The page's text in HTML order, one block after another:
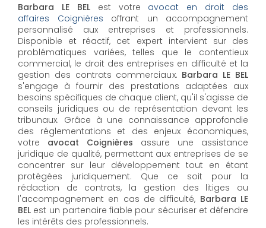
Barbara LE BELest votre avocat en droit des
affaires Coignières offrant un accompagnement
personnalisé aux entreprises et professionnels.
Disponible et réactif, cet expert intervient sur des
problématiques variées, telles que le contentieux
commercial, le droit des entreprises en difficulté et la
gestion des contrats commerciaux. Barbara LE BEL
s'engage à fournir des prestations adaptées aux
besoins spécifiques de chaque client, qu'il s'agisse de
conseils juridiques ou de représentation devant les
tribunaux. Grâce à une connaissance approfondie
des réglementations et des enjeux économiques,
votre avocat Coignières assure une assistance
juridique de qualité, permettant aux entreprises de se
concentrer sur leur développement tout en étant
protégées juridiquement. Que ce soit pour la
rédaction de contrats, la gestion des litiges ou
l'accompagnement en cas de difficulté, Barbara LE
BEL​​​​​​​ est un partenaire fiable pour sécuriser et défendre
les intérêts des professionnels.